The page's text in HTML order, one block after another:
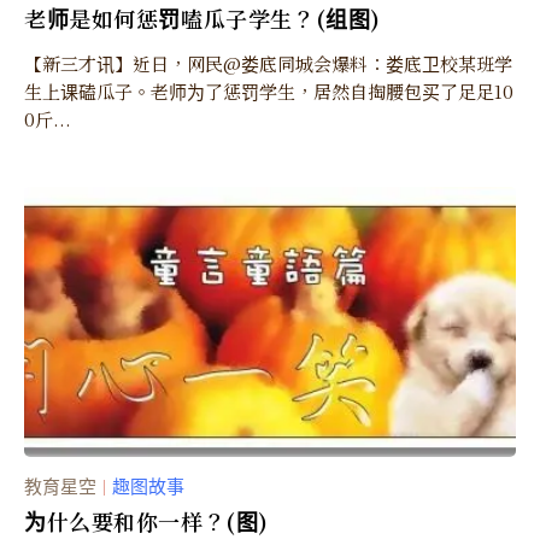
老师是如何惩罚嗑瓜子学生？(组图)
【新三才讯】近日，网民@娄底同城会爆料：娄底卫校某班学
生上课磕瓜子。老师为了惩罚学生，居然自掏腰包买了足足10
0斤...
教育星空 ｜ 趣图故事
为什么要和你一样？(图)